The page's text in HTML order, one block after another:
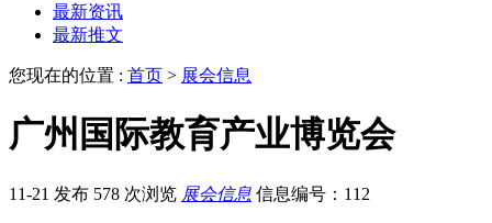
最新资讯
最新推文
您现在的位置 : 首页 > 展会信息
广州国际教育产业博览会
11-21 发布 578 次浏览 展会信息 信息编号：112